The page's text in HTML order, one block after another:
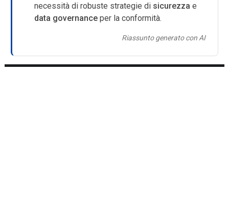
necessità di robuste strategie di sicurezza e
data governance per la conformità.
Riassunto generato con AI